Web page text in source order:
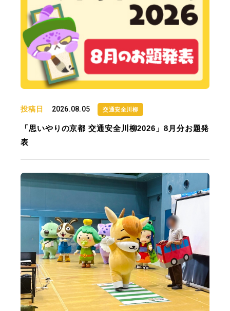
投稿日 2026.08.05 交通安全川柳
「思いやりの京都 交通安全川柳2026」8月分お題発
表